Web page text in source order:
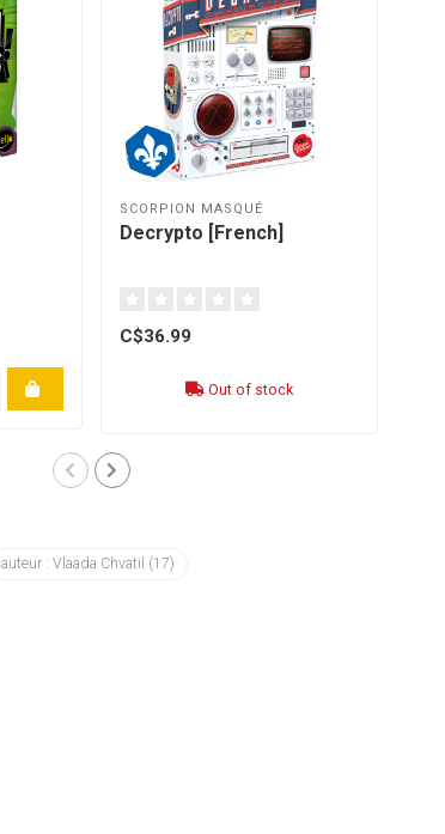
SCORPION MASQUÉ
Decrypto [French]
C$36.99
Out of stock
auteur : Vlaada Chvatil (17)